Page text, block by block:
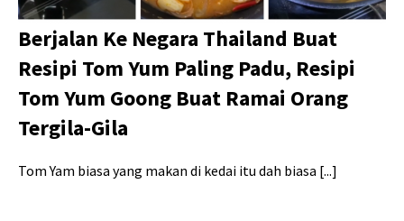
Berjalan Ke Negara Thailand Buat
Resipi Tom Yum Paling Padu, Resipi
Tom Yum Goong Buat Ramai Orang
Tergila-Gila
Tom Yam biasa yang makan di kedai itu dah biasa [...]